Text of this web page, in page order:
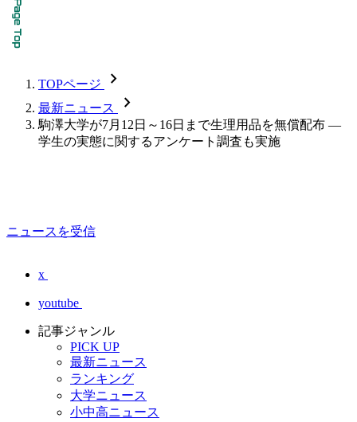
TOPページ chevron_forward
最新ニュース chevron_forward
駒澤大学が7月12日～16日まで生理用品を無償配布 —
学生の実態に関するアンケート調査も実施
ニュースを受信
x
youtube
記事ジャンル
PICK UP
最新ニュース
ランキング
大学ニュース
小中高ニュース